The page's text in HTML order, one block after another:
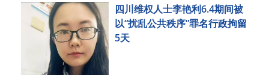
四川维权人士李艳利6.4期间被
以“扰乱公共秩序”罪名行政拘留
5天